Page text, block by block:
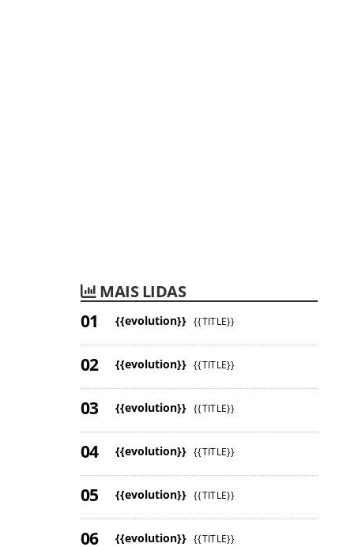
MAIS LIDAS
{{evolution}} {{TITLE}}
{{evolution}} {{TITLE}}
{{evolution}} {{TITLE}}
{{evolution}} {{TITLE}}
{{evolution}} {{TITLE}}
{{evolution}} {{TITLE}}